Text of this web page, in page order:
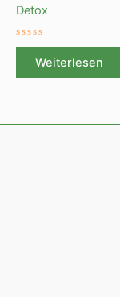
Detox
Bewertet
Weiterlesen